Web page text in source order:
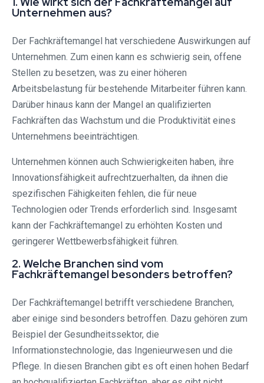
Unternehmen aus?
Der Fachkräftemangel hat verschiedene Auswirkungen auf
Unternehmen. Zum einen kann es schwierig sein, offene
Stellen zu besetzen, was zu einer höheren
Arbeitsbelastung für bestehende Mitarbeiter führen kann.
Darüber hinaus kann der Mangel an qualifizierten
Fachkräften das Wachstum und die Produktivität eines
Unternehmens beeinträchtigen.
Unternehmen können auch Schwierigkeiten haben, ihre
Innovationsfähigkeit aufrechtzuerhalten, da ihnen die
spezifischen Fähigkeiten fehlen, die für neue
Technologien oder Trends erforderlich sind. Insgesamt
kann der Fachkräftemangel zu erhöhten Kosten und
geringerer Wettbewerbsfähigkeit führen.
2. Welche Branchen sind vom
Fachkräftemangel besonders betroffen?
Der Fachkräftemangel betrifft verschiedene Branchen,
aber einige sind besonders betroffen. Dazu gehören zum
Beispiel der Gesundheitssektor, die
Informationstechnologie, das Ingenieurwesen und die
Pflege. In diesen Branchen gibt es oft einen hohen Bedarf